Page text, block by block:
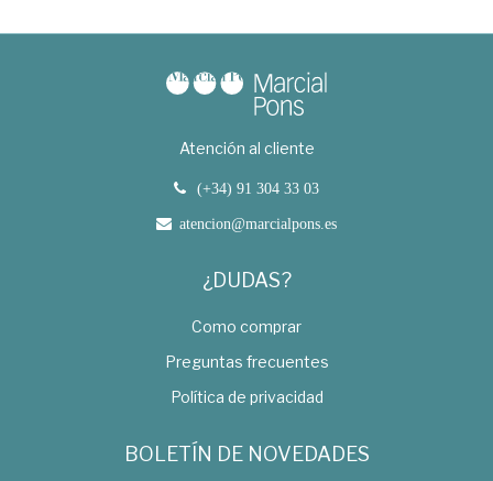
Atención al cliente
(+34) 91 304 33 03
atencion@marcialpons.es
¿DUDAS?
Como comprar
Preguntas frecuentes
Política de privacidad
BOLETÍN DE NOVEDADES